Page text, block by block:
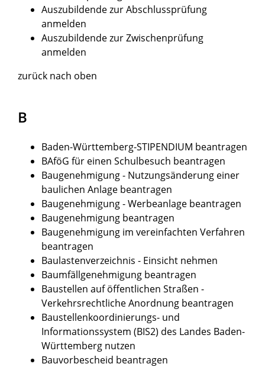
Auszubildende zur Abschlussprüfung
anmelden
Auszubildende zur Zwischenprüfung
anmelden
zurück nach oben
B
Baden-Württemberg-STIPENDIUM beantragen
BAföG für einen Schulbesuch beantragen
Baugenehmigung - Nutzungsänderung einer
baulichen Anlage beantragen
Baugenehmigung - Werbeanlage beantragen
Baugenehmigung beantragen
Baugenehmigung im vereinfachten Verfahren
beantragen
Baulastenverzeichnis - Einsicht nehmen
Baumfällgenehmigung beantragen
Baustellen auf öffentlichen Straßen -
Verkehrsrechtliche Anordnung beantragen
Baustellenkoordinierungs- und
Informationssystem (BIS2) des Landes Baden-
Württemberg nutzen
Bauvorbescheid beantragen